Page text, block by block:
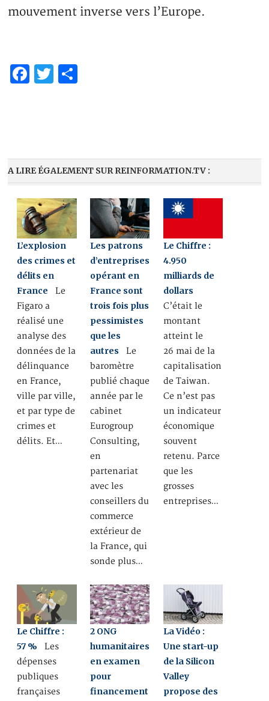
mouvement inverse vers l’Europe.
Facebook
Twitter
A LIRE ÉGALEMENT SUR REINFORMATION.TV :
L’explosion
des crimes et
délits en
France Le
Figaro a
réalisé une
analyse des
données de la
délinquance
en France,
ville par ville,
et par type de
crimes et
délits. Et…
Les patrons
d’entreprises
opérant en
France sont
trois fois plus
pessimistes
que les
autres Le
baromètre
publié chaque
année par le
cabinet
Eurogroup
Consulting,
en
partenariat
avec les
conseillers du
commerce
extérieur de
la France, qui
sonde plus…
Le Chiffre :
4.950
milliards de
dollars
C’était le
montant
atteint le
26 mai de la
capitalisation
de Taiwan.
Ce n’est pas
un indicateur
économique
souvent
retenu. Parce
que les
grosses
entreprises…
Le Chiffre :
57 % Les
dépenses
publiques
françaises
2 ONG
humanitaires
en examen
pour
financement
La Vidéo :
Une start-up
de la Silicon
Valley
propose des